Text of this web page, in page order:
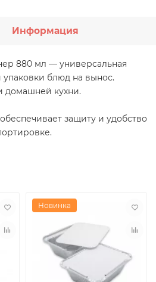
Информация
880 мл — универсальная
блюд на вынос.
домашней кухни.
защиту и удобство
Новинка